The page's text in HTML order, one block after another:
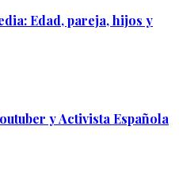
Edad, pareja, hijos y
y Activista Española